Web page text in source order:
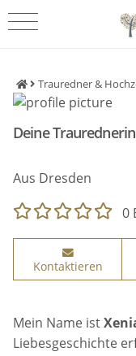
Trauredner &
Deine Traurednerin
Aus Dresden
0
Kontaktieren
Mein Name ist
Liebesgeschichte